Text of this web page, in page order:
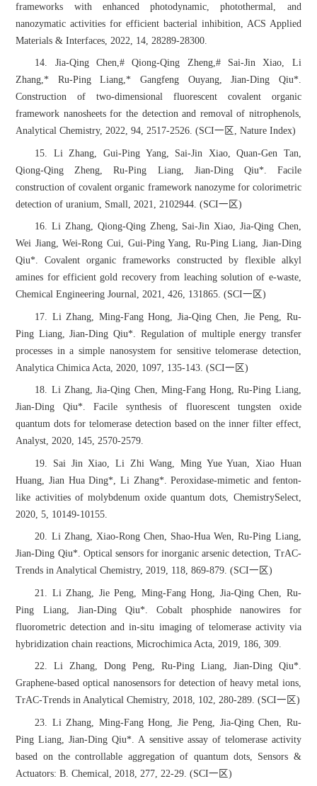
frameworks with enhanced photodynamic, photothermal, and
nanozymatic activities for efficient bacterial inhibition, ACS Applied
Materials & Interfaces, 2022, 14, 28289-28300.
14. Jia-Qing Chen,# Qiong-Qing Zheng,# Sai-Jin Xiao, Li
Zhang,* Ru-Ping Liang,* Gangfeng Ouyang, Jian-Ding Qiu*.
Construction of two-dimensional fluorescent covalent organic
framework nanosheets for the detection and removal of nitrophenols,
Analytical Chemistry, 2022, 94, 2517-2526. (SCI一区, Nature Index)
15. Li Zhang, Gui-Ping Yang, Sai-Jin Xiao, Quan-Gen Tan,
Qiong-Qing Zheng, Ru-Ping Liang, Jian-Ding Qiu*. Facile
construction of covalent organic framework nanozyme for colorimetric
detection of uranium, Small, 2021, 2102944. (SCI一区)
16. Li Zhang, Qiong-Qing Zheng, Sai-Jin Xiao, Jia-Qing Chen,
Wei Jiang, Wei-Rong Cui, Gui-Ping Yang, Ru-Ping Liang, Jian-Ding
Qiu*. Covalent organic frameworks constructed by flexible alkyl
amines for efficient gold recovery from leaching solution of e-waste,
Chemical Engineering Journal, 2021, 426, 131865. (SCI一区)
17. Li Zhang, Ming-Fang Hong, Jia-Qing Chen, Jie Peng, Ru-
Ping Liang, Jian-Ding Qiu*. Regulation of multiple energy transfer
processes in a simple nanosystem for sensitive telomerase detection,
Analytica Chimica Acta, 2020, 1097, 135-143. (SCI一区)
18. Li Zhang, Jia-Qing Chen, Ming-Fang Hong, Ru-Ping Liang,
Jian-Ding Qiu*. Facile synthesis of fluorescent tungsten oxide
quantum dots for telomerase detection based on the inner filter effect,
Analyst, 2020, 145, 2570-2579.
19. Sai Jin Xiao, Li Zhi Wang, Ming Yue Yuan, Xiao Huan
Huang, Jian Hua Ding*, Li Zhang*. Peroxidase-mimetic and fenton-
like activities of molybdenum oxide quantum dots, ChemistrySelect,
2020, 5, 10149-10155.
20. Li Zhang, Xiao-Rong Chen, Shao-Hua Wen, Ru-Ping Liang,
Jian-Ding Qiu*. Optical sensors for inorganic arsenic detection, TrAC-
Trends in Analytical Chemistry, 2019, 118, 869-879. (SCI一区)
21. Li Zhang, Jie Peng, Ming-Fang Hong, Jia-Qing Chen, Ru-
Ping Liang, Jian-Ding Qiu*. Cobalt phosphide nanowires for
fluorometric detection and in-situ imaging of telomerase activity via
hybridization chain reactions, Microchimica Acta, 2019, 186, 309.
22. Li Zhang, Dong Peng, Ru-Ping Liang, Jian-Ding Qiu*.
Graphene-based optical nanosensors for detection of heavy metal ions,
TrAC-Trends in Analytical Chemistry, 2018, 102, 280-289. (SCI一区)
23. Li Zhang, Ming-Fang Hong, Jie Peng, Jia-Qing Chen, Ru-
Ping Liang, Jian-Ding Qiu*. A sensitive assay of telomerase activity
based on the controllable aggregation of quantum dots, Sensors &
Actuators: B. Chemical, 2018, 277, 22-29. (SCI一区)